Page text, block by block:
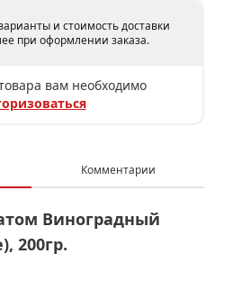
и стоимость доставки
при оформлении заказа.
вам необходимо
Комментарии
Виноградный
200гр.